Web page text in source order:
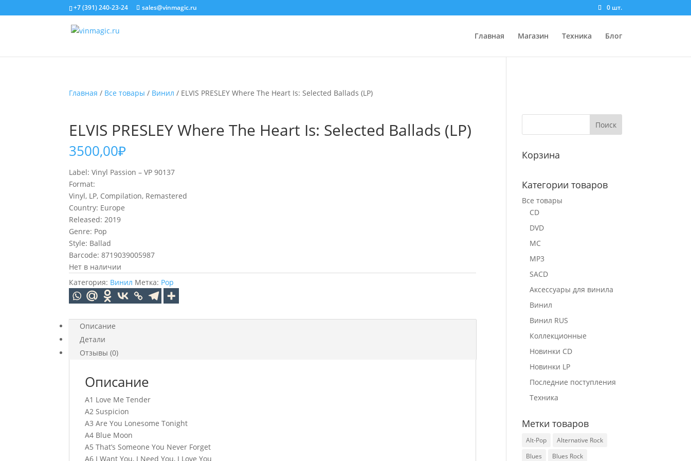
+7 (391) 240-23-24 sales@vinmagic.ru 0 шт.
Главная Магазин Техника Блог
Главная / Все товары / Винил / ELVIS PRESLEY Where The Heart Is: Selected Ballads (LP)
ELVIS PRESLEY Where The Heart Is: Selected Ballads (LP)
3500,00₽
Label: Vinyl Passion – VP 90137
Format:
Vinyl, LP, Compilation, Remastered
Country: Europe
Released: 2019
Genre: Pop
Style: Ballad
Barcode: 8719039005987
Нет в наличии
Категория: Винил Метка: Pop
Описание
Детали
Отзывы (0)
Описание
A1 Love Me Tender
A2 Suspicion
A3 Are You Lonesome Tonight
A4 Blue Moon
A5 That’s Someone You Never Forget
A6 I Want You, I Need You, I Love You
Корзина
Категории товаров
Все товары
CD
DVD
MC
MP3
SACD
Аксессуары для винила
Винил
Винил RUS
Коллекционные
Новинки CD
Новинки LP
Последние поступления
Техника
Метки товаров
Alt-Pop
Alternative Rock
Blues
Blues Rock